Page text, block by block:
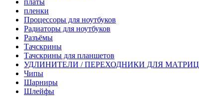
платы
пленки
Процессоры для ноутбуков
Радиаторы для ноутбуков
Разъёмы
Тачскрины
Тачскрины для планшетов
УДЛИНИТЕЛИ / ПЕРЕХОДНИКИ ДЛЯ МАТРИЦ
Чипы
Шарниры
Шлейфы